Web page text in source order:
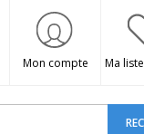
Mon compte Ma